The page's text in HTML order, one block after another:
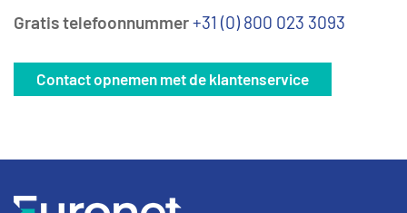
Gratis telefoonnummer+31 (0) 800 023 3093
Contact opnemen met de klantenservice